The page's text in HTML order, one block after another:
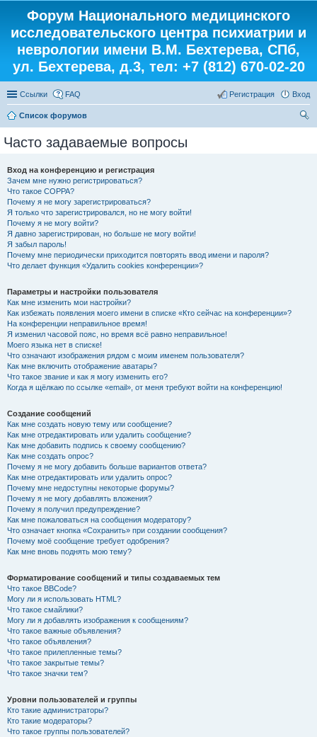
Форум Национального медицинского
исследовательского центра психиатрии и
неврологии имени В.М. Бехтерева, СПб,
ул. Бехтерева, д.3, тел: +7 (812) 670-02-20
Ссылки FAQ Вход
Регистрация
Список форумов
Часто задаваемые вопросы
Вход на конференцию и регистрация
Зачем мне нужно регистрироваться?
Что такое COPPA?
Почему я не могу зарегистрироваться?
Я только что зарегистрировался, но не могу войти!
Почему я не могу войти?
Я давно зарегистрирован, но больше не могу войти!
Я забыл пароль!
Почему мне периодически приходится повторять ввод имени и пароля?
Что делает функция «Удалить cookies конференции»?
Параметры и настройки пользователя
Как мне изменить мои настройки?
Как избежать появления моего имени в списке «Кто сейчас на конференции»?
На конференции неправильное время!
Я изменил часовой пояс, но время всё равно неправильное!
Моего языка нет в списке!
Что означают изображения рядом с моим именем пользователя?
Как мне включить отображение аватары?
Что такое звание и как я могу изменить его?
Когда я щёлкаю по ссылке «email», от меня требуют войти на конференцию!
Создание сообщений
Как мне создать новую тему или сообщение?
Как мне отредактировать или удалить сообщение?
Как мне добавить подпись к своему сообщению?
Как мне создать опрос?
Почему я не могу добавить больше вариантов ответа?
Как мне отредактировать или удалить опрос?
Почему мне недоступны некоторые форумы?
Почему я не могу добавлять вложения?
Почему я получил предупреждение?
Как мне пожаловаться на сообщения модератору?
Что означает кнопка «Сохранить» при создании сообщения?
Почему моё сообщение требует одобрения?
Как мне вновь поднять мою тему?
Форматирование сообщений и типы создаваемых тем
Что такое BBCode?
Могу ли я использовать HTML?
Что такое смайлики?
Могу ли я добавлять изображения к сообщениям?
Что такое важные объявления?
Что такое объявления?
Что такое прилепленные темы?
Что такое закрытые темы?
Что такое значки тем?
Уровни пользователей и группы
Кто такие администраторы?
Кто такие модераторы?
Что такое группы пользователей?